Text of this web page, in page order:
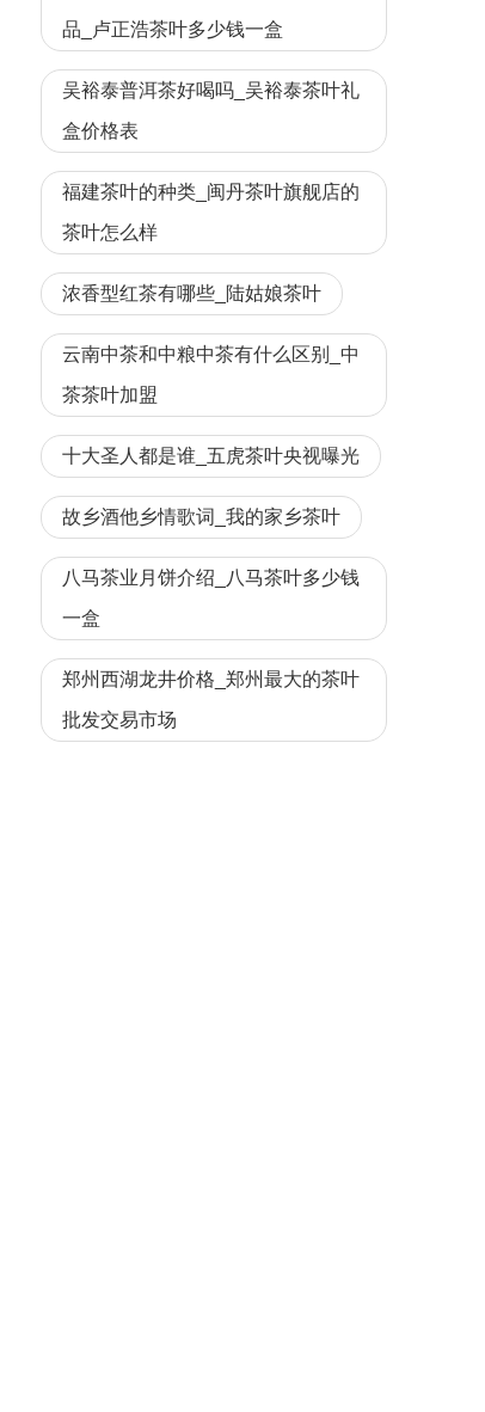
品_卢正浩茶叶多少钱一盒
吴裕泰普洱茶好喝吗_吴裕泰茶叶礼
盒价格表
福建茶叶的种类_闽丹茶叶旗舰店的
茶叶怎么样
浓香型红茶有哪些_陆姑娘茶叶
云南中茶和中粮中茶有什么区别_中
茶茶叶加盟
十大圣人都是谁_五虎茶叶央视曝光
故乡酒他乡情歌词_我的家乡茶叶
八马茶业月饼介绍_八马茶叶多少钱
一盒
郑州西湖龙井价格_郑州最大的茶叶
批发交易市场